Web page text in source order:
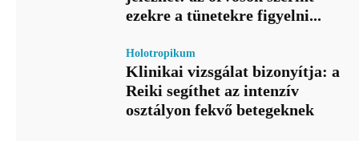
ezekre a tünetekre figyelni...
Holotropikum
Klinikai vizsgálat bizonyítja: a
Reiki segíthet az intenzív
osztályon fekvő betegeknek